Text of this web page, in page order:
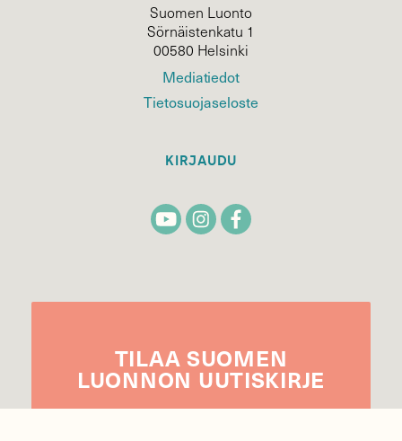
Suomen Luonto
Sörnäistenkatu 1
00580 Helsinki
Mediatiedot
Tietosuojaseloste
KIRJAUDU
TILAA SUOMEN
LUONNON UUTIS­KIRJE